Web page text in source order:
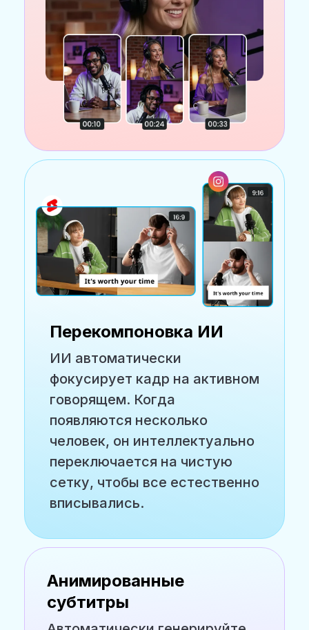
Перекомпоновка ИИ
ИИ автоматически
фокусирует кадр на активном
говорящем. Когда
появляются несколько
человек, он интеллектуально
переключается на чистую
сетку, чтобы все естественно
вписывались.
Анимированные
субтитры